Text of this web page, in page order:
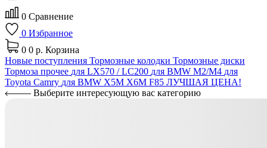
0 Сравнение
0 Избранное
0 0 р. Корзина
Новые поступления Тормозные колодки Тормозные диски
Тормоза прочее для LX570 / LC200 для BMW M2/M4 для
Toyota Camry для BMW X5M X6M F85 ЛУЧШАЯ ЦЕНА!
Выберите интересующую вас категорию